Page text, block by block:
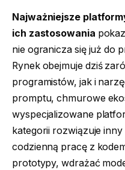
Najważniejsze
ich zastosowania
nie ogranicza się już do
Rynek obejmuje dziś
programistów, jak i
promptu, chmurowe
wyspecjalizowane
kategorii rozwiązuje
codzienną pracę z
prototypy, wdrażać